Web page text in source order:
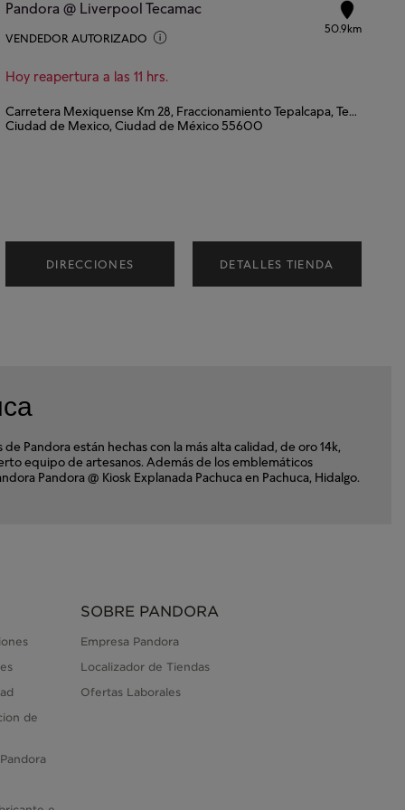
Pandora @ Liverpool Tecamac
VENDEDOR AUTORIZADO
Hoy reapertura a las 11 hrs.
50.9km
Carretera Mexiquense Km 28, Fraccionamiento Tepalcapa, Tecámac, Estado de México
Ciudad de Mexico, Ciudad de México 55600
DIRECCIONES DETALLES TIENDA
Pandora están hechas con la más alta calidad, de oro 14k,
equipo de artesanos. Además de los emblemáticos
Pandora @ Kiosk Explanada Pachuca en Pachuca, Hidalgo.
de
SOBRE PANDORA
Empresa Pandora
Localizador de Tiendas
Ofertas Laborales